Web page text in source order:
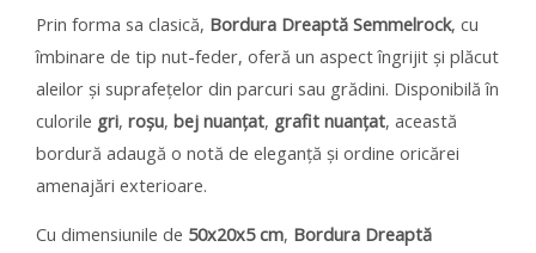
Prin forma sa clasică, Bordura Dreaptă Semmelrock, cu
îmbinare de tip nut-feder, oferă un aspect îngrijit și plăcut
aleilor și suprafețelor din parcuri sau grădini. Disponibilă în
culorile gri, roșu, bej nuanțat, grafit nuanțat, această
bordură adaugă o notă de eleganță și ordine oricărei
amenajări exterioare.
Cu dimensiunile de 50x20x5 cm, Bordura Dreaptă